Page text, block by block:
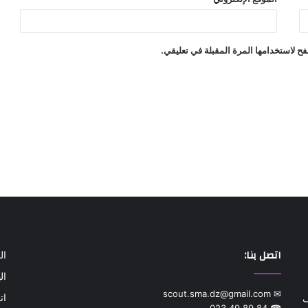
لاستخدامها المرة المقبلة في تعليقي.
اتصل بنا:
✉ scout.sma.dz@gmail.com